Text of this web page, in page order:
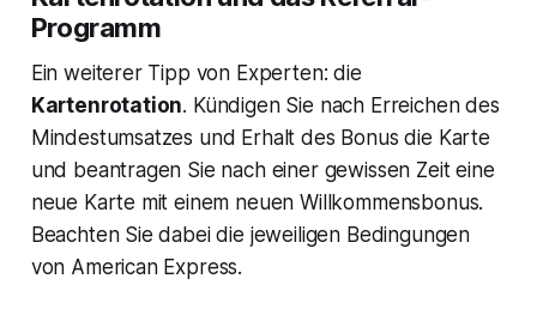
Programm
Ein weiterer Tipp von Experten: die
Kartenrotation. Kündigen Sie nach Erreichen des
Mindestumsatzes und Erhalt des Bonus die Karte
und beantragen Sie nach einer gewissen Zeit eine
neue Karte mit einem neuen Willkommensbonus.
Beachten Sie dabei die jeweiligen Bedingungen
von American Express.